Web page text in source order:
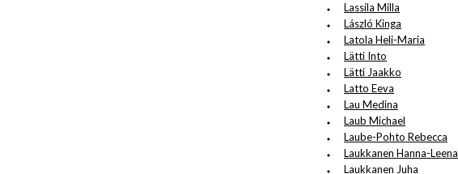
Lassila Milla
László Kinga
Latola Heli-Maria
Lätti Into
Lätti Jaakko
Latto Eeva
Lau Medina
Laub Michael
Laube-Pohto Rebecca
Laukkanen Hanna-Leena
Laukkanen Juha